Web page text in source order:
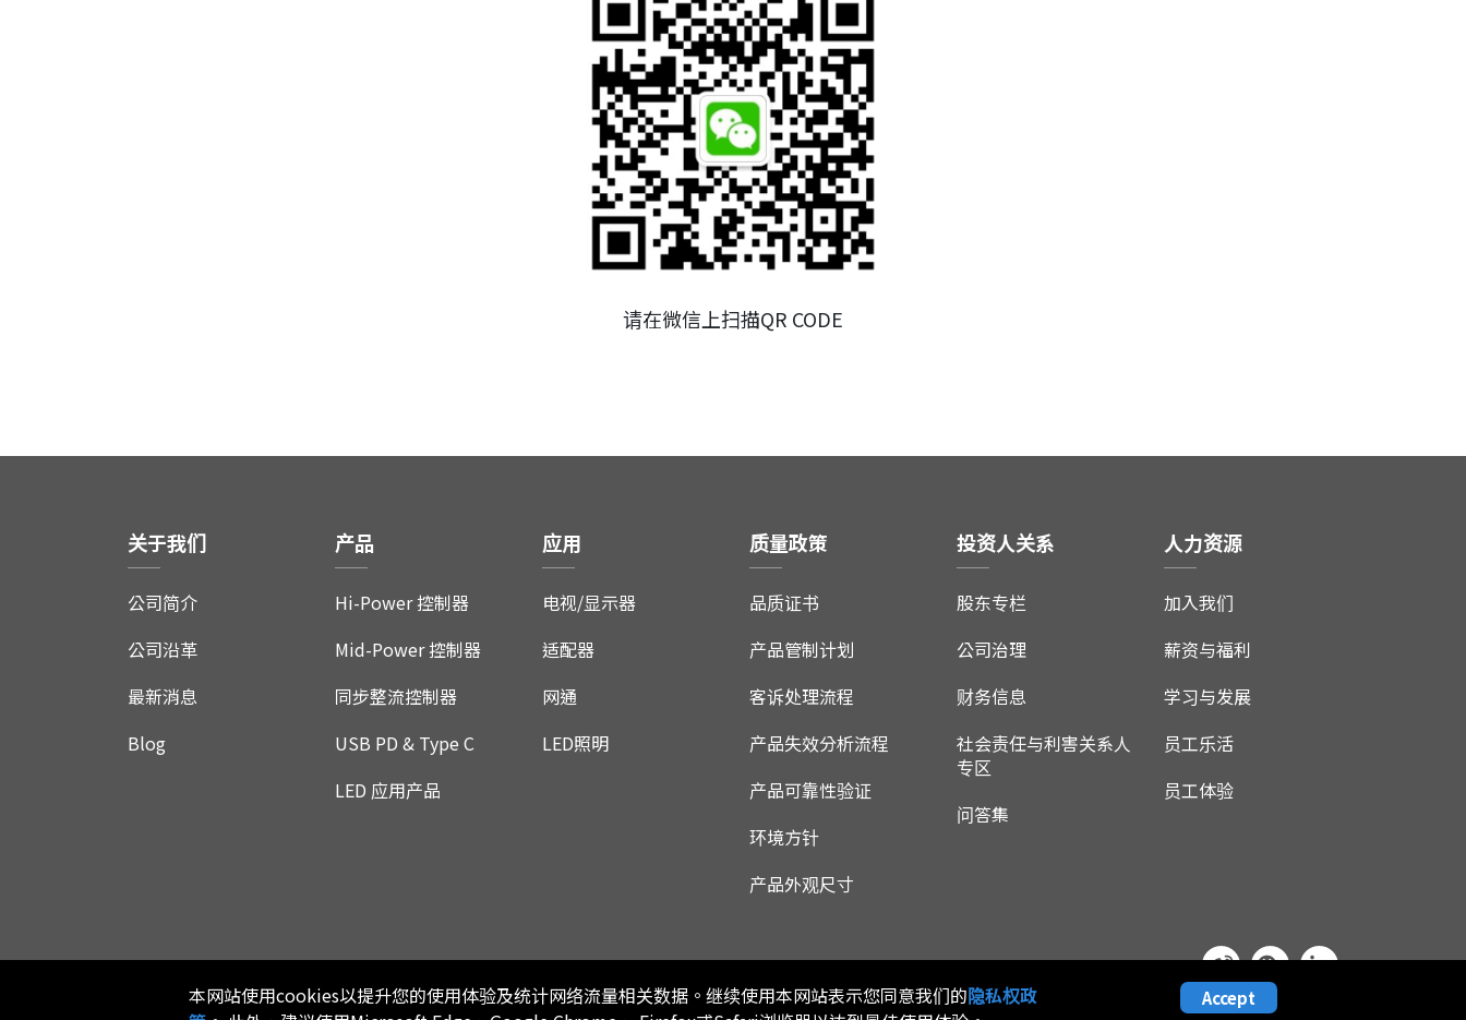
请在微信上扫描QR CODE
关于我们
公司简介
公司沿革
最新消息
Blog
产品
Hi-Power 控制器
Mid-Power 控制器
同步整流控制器
USB PD & Type C
LED 应用产品
应用
电视/显示器
适配器
网通
LED照明
质量政策
品质证书
产品管制计划
客诉处理流程
产品失效分析流程
产品可靠性验证
环境方针
产品外观尺寸
投资人关系
股东专栏
公司治理
财务信息
社会责任与利害关系人
专区
问答集
人力资源
加入我们
薪资与福利
学习与发展
员工乐活
员工体验
本网站使用cookies以提升您的使用体验及统计网络流量相关数据。继续使用本网站表示您同意我们的隐私权政
Accept